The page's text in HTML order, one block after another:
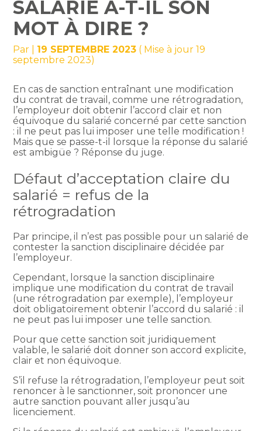
SALARIÉ A-T-IL SON
MOT À DIRE ?
Par 19 SEPTEMBRE 2023 ( Mise à jour 19
septembre 2023)
En cas de sanction entraînant une modification
du contrat de travail, comme une rétrogradation,
l’employeur doit obtenir l’accord clair et non
équivoque du salarié concerné par cette sanction
: il ne peut pas lui imposer une telle modification !
Mais que se passe-t-il lorsque la réponse du salarié
est ambigüe ? Réponse du juge.
Défaut d’acceptation claire du
salarié = refus de la
rétrogradation
Par principe, il n’est pas possible pour un salarié de
contester la sanction disciplinaire décidée par
l’employeur.
Cependant, lorsque la sanction disciplinaire
implique une modification du contrat de travail
(une rétrogradation par exemple), l’employeur
doit obligatoirement obtenir l’accord du salarié : il
ne peut pas lui imposer une telle sanction.
Pour que cette sanction soit juridiquement
valable, le salarié doit donner son accord explicite,
clair et non équivoque.
S’il refuse la rétrogradation, l’employeur peut soit
renoncer à le sanctionner, soit prononcer une
autre sanction pouvant aller jusqu’au
licenciement.